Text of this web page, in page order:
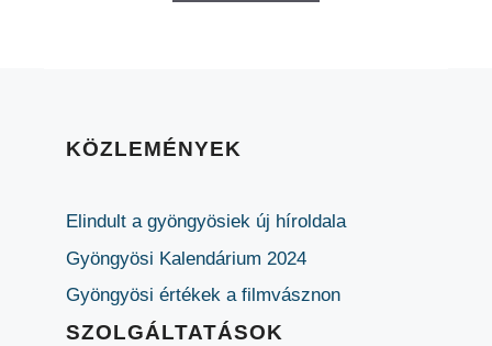
KÖZLEMÉNYEK
Elindult a gyöngyösiek új híroldala
Gyöngyösi Kalendárium 2024
Gyöngyösi értékek a filmvásznon
SZOLGÁLTATÁSOK